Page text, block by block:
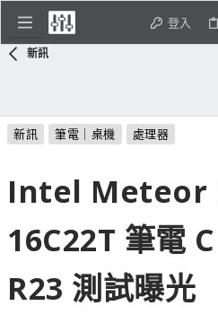
登入
新訊
新訊 筆電｜桌機 處理器
Intel Meteor
16C22T 筆電
R23 測試曝光